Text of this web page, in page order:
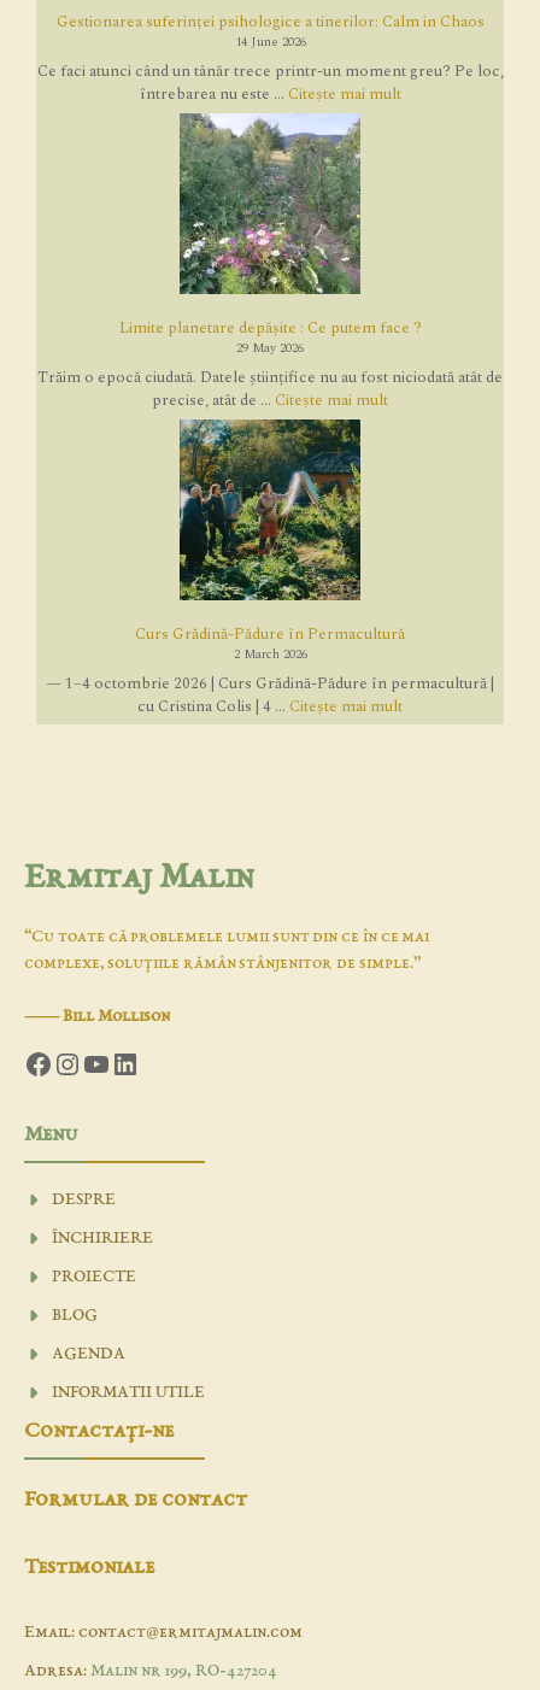
Gestionarea suferinței psihologice a tinerilor: Calm in Chaos
14 June 2026
Ce faci atunci când un tânăr trece printr-un moment greu? Pe loc,
întrebarea nu este ... Citește mai mult
Limite planetare depășite : Ce putem face ?
29 May 2026
Trăim o epocă ciudată. Datele științifice nu au fost niciodată atât de
precise, atât de ... Citește mai mult
Curs Grădină-Pădure în Permacultură
2 March 2026
— 1–4 octombrie 2026 | Curs Grădină-Pădure în permacultură |
cu Cristina Colis | 4 ... Citește mai mult
Ermitaj Malin
“Cu toate că problemele lumii sunt din ce în ce mai
complexe, soluţiile rămân stânjenitor de simple.”
―Bill Mollison
Facebook
Instagram
YouTube
LinkedIn
Menu
DESPRE
ÎNCHIRIERE
PROIECTE
BLOG
AGENDA
INFORMATII UTILE
Contactaţi-ne
Formular de contact
Testimoniale
Email: contact@ermitajmalin.com
Adresa: Malin nr 199, RO-427204